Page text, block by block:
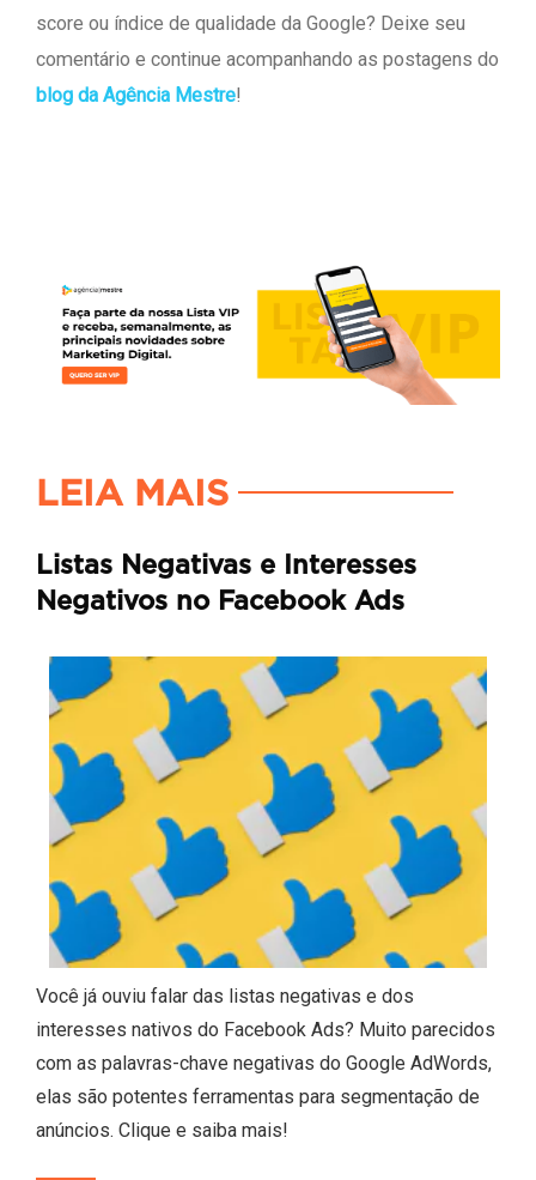
score ou índice de qualidade da Google? Deixe seu
comentário e continue acompanhando as postagens do
blog da Agência Mestre!
LEIA MAIS
Listas Negativas e Interesses
Negativos no Facebook Ads
Você já ouviu falar das listas negativas e dos
interesses nativos do Facebook Ads? Muito parecidos
com as palavras-chave negativas do Google AdWords,
elas são potentes ferramentas para segmentação de
anúncios. Clique e saiba mais!